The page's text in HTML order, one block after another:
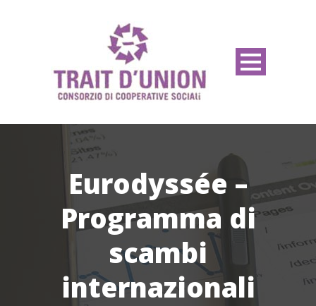
Eurodyssée –
Programma di
scambi
internazionali